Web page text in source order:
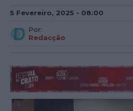
5 Fevereiro, 2025 - 08:00
Por:
Redacção